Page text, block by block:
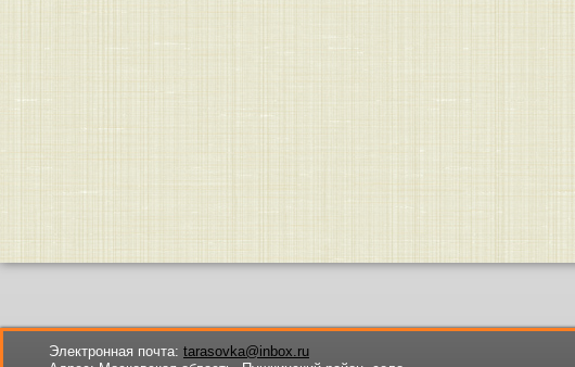
Электронная почта: tarasovka@inbox.ru